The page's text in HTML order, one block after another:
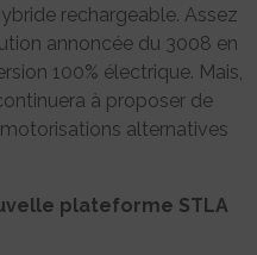
rechargeable. Assez
annoncée du 3008 en
100% électrique. Mais,
à proposer de
motorisations alternatives
plateforme STLA